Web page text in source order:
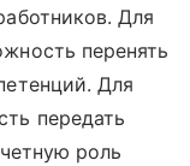
Для
перенять
Для
передать
роль